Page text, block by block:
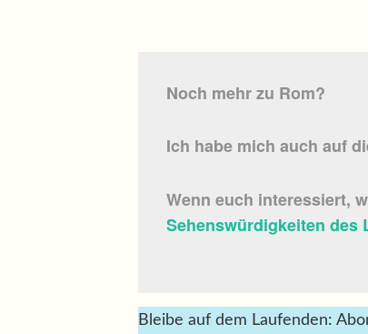
Noch mehr zu Rom?
Ich habe mich auch auf
Wenn euch interessiert,
Sehenswürdigkeiten des
Bleibe auf dem Laufenden: